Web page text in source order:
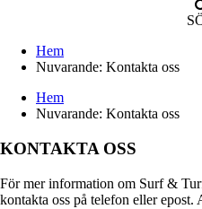
Hem
Nuvarande: Kontakta oss
Hem
Nuvarande: Kontakta oss
KONTAKTA OSS
För mer information om Surf &
kontakta oss på telefon eller